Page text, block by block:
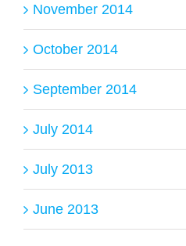
November 2014
October 2014
September 2014
July 2014
July 2013
June 2013